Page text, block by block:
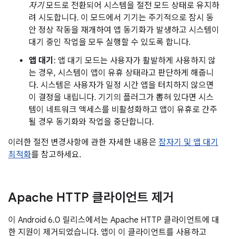
자기모드로 전환되어 시스템을 절전 모드 상태로 유지하
려 시도합니다. 이 모드에서 기기는 주기적으로 잠시 동
안 정상 작동을 재개하여 앱 동기화가 발생하고 시스템이
대기 중인 작업을 모두 실행할 수 있도록 합니다.
앱 대기 : 앱 대기 모드는 사용자가 활발하게 사용하지 않
는 경우, 시스템이 앱이 유휴 상태라고 판단하게 해줍니
다. 시스템은 사용자가 일정 시간 앱을 터치하지 않으면
이 결정을 내립니다. 기기의 플러그가 뽑혀 있다면 시스
템이 네트워크 액세스를 비활성화하고 앱이 유휴로 간주
될 경우 동기화와 작업을 중단합니다.
이러한 절전 변경사항에 관한 자세한 내용은 잠자기 및 앱 대기
최적화를 참고하세요.
Apache HTTP 클라이언트 제거
이 Android 6.0 릴리스에서는 Apache HTTP 클라이언트에 대
한 지원이 제거되었습니다. 앱이 이 클라이언트를 사용하고